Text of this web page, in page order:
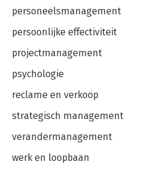
personeelsmanagement
persoonlijke effectiviteit
projectmanagement
psychologie
reclame en verkoop
strategisch management
verandermanagement
werk en loopbaan